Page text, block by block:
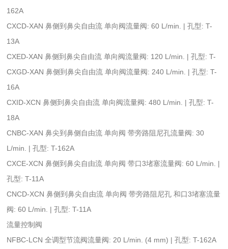
162A
CXCD-XAN 鼻侧到鼻尖自由流 单向阀流量阀: 60 L/min. | 孔型: T-
13A
CXED-XAN 鼻侧到鼻尖自由流 单向阀流量阀: 120 L/min. | 孔型: T-
CXGD-XAN 鼻侧到鼻尖自由流 单向阀流量阀: 240 L/min. | 孔型: T-
16A
CXID-XCN 鼻侧到鼻尖自由流 单向阀流量阀: 480 L/min. | 孔型: T-
18A
CNBC-XAN 鼻尖到鼻侧自由流 单向阀 带旁路阻尼孔流量阀: 30
L/min. | 孔型: T-162A
CXCE-XCN 鼻侧到鼻尖自由流 单向阀 带口3堵塞流量阀: 60 L/min. |
孔型: T-11A
CNCD-XCN 鼻侧到鼻尖自由流 单向阀 带旁路阻尼孔 和口3堵塞流量
阀: 60 L/min. | 孔型: T-11A
流量控制阀
NFBC-LCN 全调型节流阀流量阀: 20 L/min. (4 mm) | 孔型: T-162A